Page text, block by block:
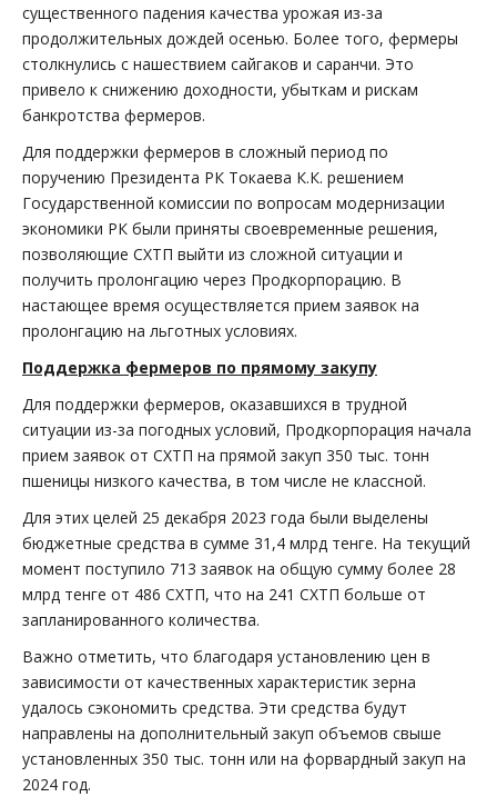
существенного падения качества урожая из-за
продолжительных дождей осенью. Более того, фермеры
столкнулись с нашествием сайгаков и саранчи. Это
привело к снижению доходности, убыткам и рискам
банкротства фермеров.
Для поддержки фермеров в сложный период по
поручению Президента РК Токаева К.К. решением
Государственной комиссии по вопросам модернизации
экономики РК были приняты своевременные решения,
позволяющие СХТП выйти из сложной ситуации и
получить пролонгацию через Продкорпорацию. В
настающее время осуществляется прием заявок на
пролонгацию на льготных условиях.
Поддержка фермеров по прямому закупу
Для поддержки фермеров, оказавшихся в трудной
ситуации из-за погодных условий, Продкорпорация начала
прием заявок от СХТП на прямой закуп 350 тыс. тонн
пшеницы низкого качества, в том числе не классной.
Для этих целей 25 декабря 2023 года были выделены
бюджетные средства в сумме 31,4 млрд тенге. На текущий
момент поступило 713 заявок на общую сумму более 28
млрд тенге от 486 СХТП, что на 241 СХТП больше от
запланированного количества.
Важно отметить, что благодаря установлению цен в
зависимости от качественных характеристик зерна
удалось сэкономить средства. Эти средства будут
направлены на дополнительный закуп объемов свыше
установленных 350 тыс. тонн или на форвардный закуп на
2024 год.